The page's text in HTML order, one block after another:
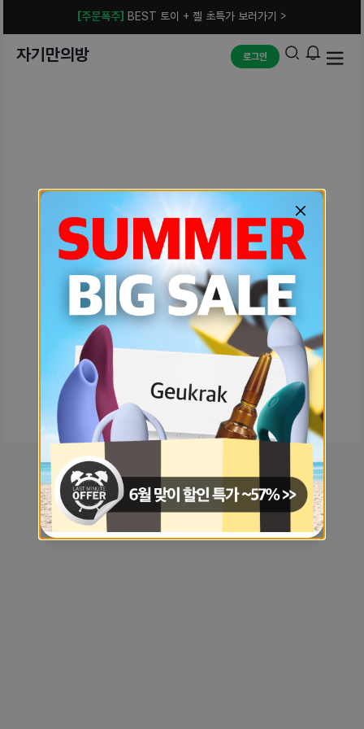
[주문폭주] BEST 토이 + 젤 초특가 보러가기 >
자기만의방 로그인
예상치 못한 에러입니다.